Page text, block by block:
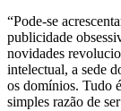
“Pode-se
publicidade
novidades
intelectual, a sede
os domínios. Tudo
simples razão de